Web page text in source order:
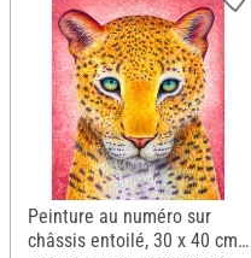
Peinture au numéro sur
châssis entoilé, 30 x 40 cm,